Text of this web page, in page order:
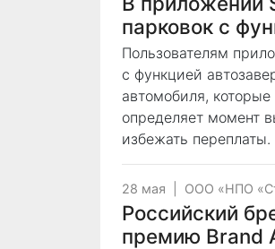
парковок с
Пользователям
с функцией
автомобиля,
определяет момент
избежать переплаты.
28 мая ООО «НПО
Российский
премию Brand